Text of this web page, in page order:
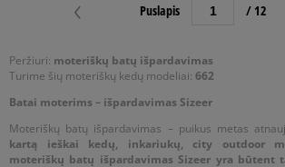
Peržiuri: moteriškų batų išpardavimas
Turime šių moteriškų kedų modeliai: 662
Batai moterims – išpardavimas Sizeer
Moteriškų batų išpardavimas – puikus metas
kartą ieškai kedų, inkariukų, city outdoor
moteriškų batų išpardavimas Sizeer yra būtent
Puslapis / 12